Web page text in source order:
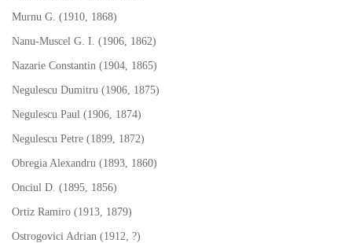
Murnu G. (1910, 1868)
Nanu-Muscel G. I. (1906, 1862)
Nazarie Constantin (1904, 1865)
Negulescu Dumitru (1906, 1875)
Negulescu Paul (1906, 1874)
Negulescu Petre (1899, 1872)
Obregia Alexandru (1893, 1860)
Onciul D. (1895, 1856)
Ortiz Ramiro (1913, 1879)
Ostrogovici Adrian (1912, ?)